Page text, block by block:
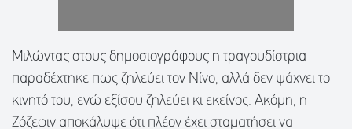
Μιλώντας στους δημοσιογράφους η τραγουδίστρια
παραδέχτηκε πως ζηλεύει τον Νίνο, αλλά δεν ψάχνει το
κινητό του, ενώ εξίσου ζηλεύει κι εκείνος. Ακόμη, η
Ζόζεφιν αποκάλυψε ότι πλέον έχει σταματήσει να